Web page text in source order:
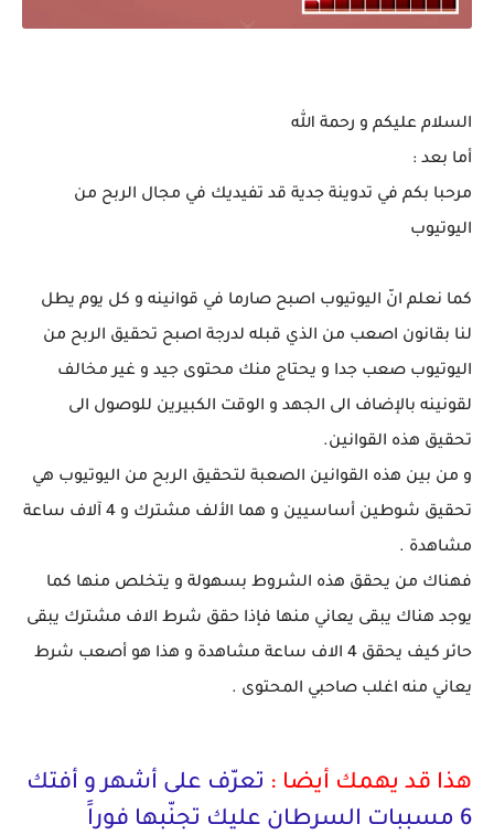
السلام عليكم و رحمة الله
أما بعد :
مرحبا بكم في تدوينة جدية قد تفيديك في مجال الربح من
اليوتيوب
كما نعلم انّ اليوتيوب اصبح صارما في قوانينه و كل يوم يطل
لنا بقانون اصعب من الذي قبله لدرجة اصبح تحقيق الربح من
اليوتيوب صعب جدا و يحتاج منك محتوى جيد و غير مخالف
لقونينه بالإضاف الى الجهد و الوقت الكبيرين للوصول الى
تحقيق هذه القوانين.
و من بين هذه القوانين الصعبة لتحقيق الربح من اليوتيوب هي
تحقيق شوطين أساسيين و هما الألف مشترك و 4 آلاف ساعة
مشاهدة .
فهناك من يحقق هذه الشروط بسهولة و يتخلص منها كما
يوجد هناك يبقى يعاني منها فإذا حقق شرط الاف مشترك يبقى
حائر كيف يحقق 4 الاف ساعة مشاهدة و هذا هو أصعب شرط
يعاني منه اغلب صاحبي المحتوى .
هذا قد يهمك أيضا : تعرّف على أشهر و أفتك
6 مسببات السرطان عليك تجنّبها فوراََ